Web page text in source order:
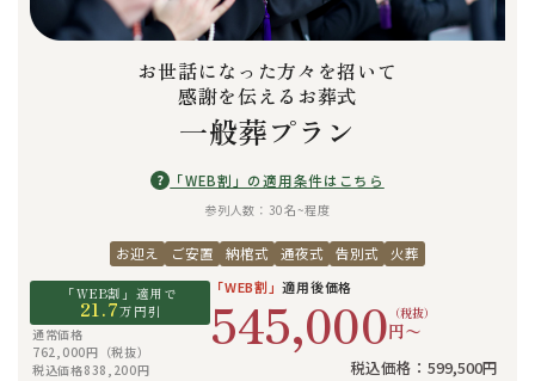
お世話になった方々を招いて
感謝を伝えるお葬式
一般葬プラン
? 「WEB割」の適用条件はこちら
参列人数：30名~程度
お迎え ご安置 納棺式 通夜式 告別式 火葬
「WEB割」適用で
21.7万円引
通常価格
762,000円（税抜）
税込価格838,200円
「WEB割」適用後価格
545,000 （税抜）
円〜
税込価格：599,500円